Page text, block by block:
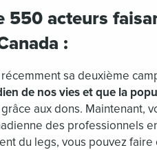
550 acteurs
:
sa deuxième
de nos vies et que la
aux dons. Maintenant,
des professionnels
du legs, vous pouvez faire